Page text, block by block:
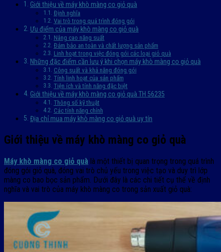
Giới thiệu về máy khò màng co giỏ quà
Định nghĩa
Vai trò trong quá trình đóng gói
Ưu điểm của máy khò màng co giỏ quà
Nâng cao năng suất
Đảm bảo an toàn và chất lượng sản phẩm
Linh hoạt trong việc đóng gói các loại giỏ quà
Những đặc điểm cần lưu ý khi chọn máy khò màng co giỏ quà
Công suất và khả năng đóng gói
Tính linh hoạt của sản phẩm
Tiện ích và tính năng đặc biệt
Giới thiệu về máy khò màng co giỏ quà TH 56235
Thông số kỹ thuật
Các tính năng chính
Địa chỉ mua máy khò màng co giỏ quà uy tín
Giới thiệu về máy khò màng co giỏ quà
Máy khò màng co giỏ quà là một thiết bị quan trọng trong quá trình
đóng gói giỏ quà, đóng vai trò chủ yếu trong việc tạo và duy trì lớp
màng co bao bọc sản phẩm. Dưới đây là các chi tiết cụ thể về định
nghĩa và vai trò của máy khò màng co trong sản xuất giỏ quà: